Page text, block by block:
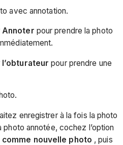
avec annotation.
Annoter pour prendre la photo
l’obturateur pour prendre une
enregistrer à la fois la photo
photo annotée, cochez l’option
nouvelle photo , puis